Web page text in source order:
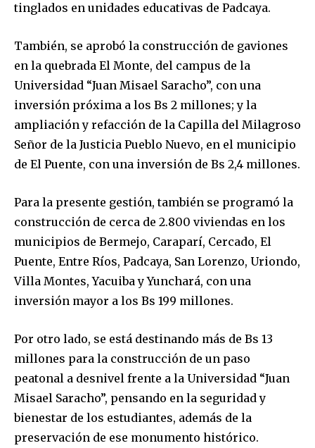
tinglados en unidades educativas de Padcaya.
También, se aprobó la construcción de gaviones
en la quebrada El Monte, del campus de la
Universidad “Juan Misael Saracho”, con una
inversión próxima a los Bs 2 millones; y la
ampliación y refacción de la Capilla del Milagroso
Señor de la Justicia Pueblo Nuevo, en el municipio
de El Puente, con una inversión de Bs 2,4 millones.
Para la presente gestión, también se programó la
construcción de cerca de 2.800 viviendas en los
municipios de Bermejo, Caraparí, Cercado, El
Puente, Entre Ríos, Padcaya, San Lorenzo, Uriondo,
Villa Montes, Yacuiba y Yunchará, con una
inversión mayor a los Bs 199 millones.
Por otro lado, se está destinando más de Bs 13
millones para la construcción de un paso
peatonal a desnivel frente a la Universidad “Juan
Misael Saracho”, pensando en la seguridad y
bienestar de los estudiantes, además de la
preservación de ese monumento histórico.